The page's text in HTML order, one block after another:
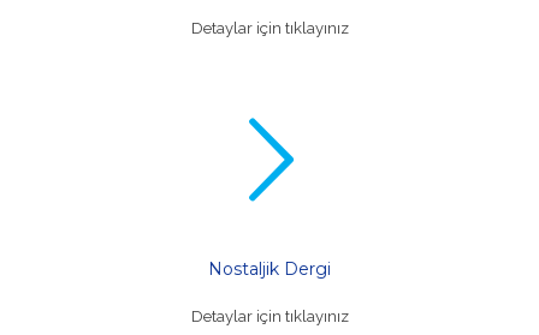
Detaylar için tıklayınız
Nostaljik Dergi
Detaylar için tıklayınız